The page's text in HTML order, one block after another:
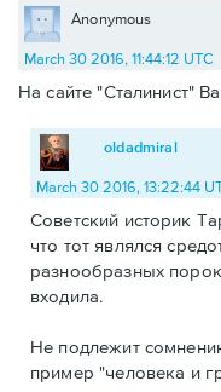
Anonymous
March 30 2016, 11:44:12 UTC
На сайте "Сталинист"
oldadmiral
March 30 2016, 13:22:44
Советский историк
что тот являлся
разнообразных
входила.
Не подлежит
пример "человека и